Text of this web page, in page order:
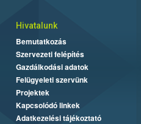
Hivatalunk
Bemutatkozás
Szervezeti felépítés
Gazdálkodási adatok
Felügyeleti szervünk
Projektek
Kapcsolódó linkek
Adatkezelési tájékoztató